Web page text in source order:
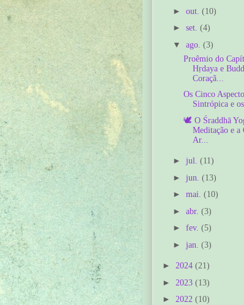
► out. (10)
► set. (4)
▼ ago. (3)
Proêmio do
Hṛdaya e
Coraçã...
Os Cinco
Sintrópica e
🕊️ O Śraddhā
Meditação e a
Ar...
► jul. (11)
► jun. (13)
► mai. (10)
► abr. (3)
► fev. (5)
► jan. (3)
► 2024 (21)
► 2023 (13)
► 2022 (10)